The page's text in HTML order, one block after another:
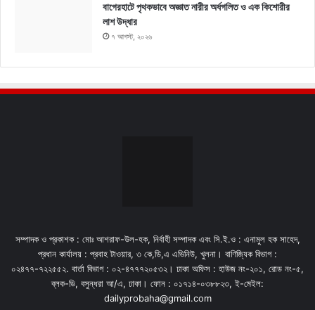
বাগেরহাটে পৃথকভাবে অজ্ঞাত নারীর অর্ধগলিত ও এক কিশোরীর
লাশ উদ্ধার
৭ আগস্ট, ২০২৬
সম্পাদক ও প্রকাশক : মোঃ আশরাফ-উল-হক, নির্বাহী সম্পাদক এবং সি.ই.ও : এনামুল হক সাহেদ,
প্রধান কার্যালয় : প্রবাহ টাওয়ার, ৩ কে,ডি,এ এভিনিউ, খুলনা। বাণিজ্যিক বিভাগ :
০২৪৭৭-৭২২৫৫২. বার্তা বিভাগ : ০২-৪৭৭৭২০৫৩২। ঢাকা অফিস : হাউজ নং-২০১, রোড নং-৫,
ব্লক-ডি, বসুন্ধরা আ/এ, ঢাকা। ফোন : ০১৭১৪-০৩৮৮২৩, ই-মেইল:
dailyprobaha@gmail.com